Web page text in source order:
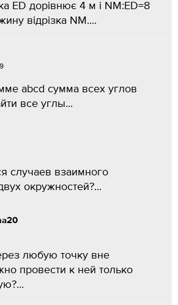
ED дорівнює 4 м і NM:ED=8
відрізка NM....
abcd сумма всех углов
все углы...
случаев взаимного
окружностей?...
любую точку вне
провести к ней только